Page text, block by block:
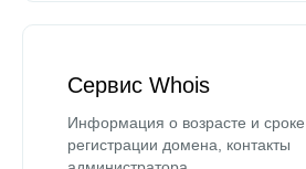
Сервис Whois
Информация о возрасте и сроке
регистрации домена, контакты